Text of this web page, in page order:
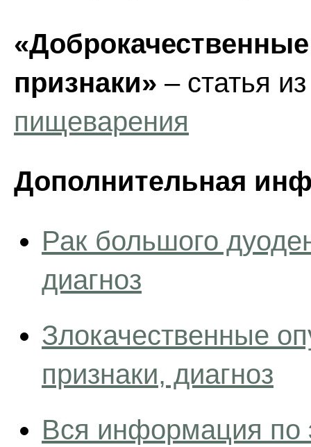
признаки» – статья
пищеварения
Дополнительная
Рак большого
диагноз
Злокачественные
признаки, диагноз
Вся информация по